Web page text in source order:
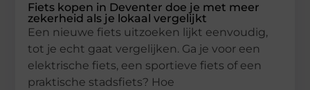
Fiets kopen in Deventer doe je met meer
zekerheid als je lokaal vergelijkt
Een nieuwe fiets uitzoeken lijkt eenvoudig,
tot je echt gaat vergelijken. Ga je voor een
elektrische fiets, een sportieve fiets of een
praktische stadsfiets? Hoe